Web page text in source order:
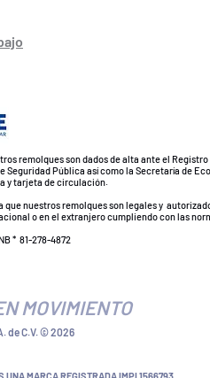
remolques son dados de alta ante el
Seguridad Pública así como la Secretaría de
y tarjeta de circulación.
que nuestros remolques son legales y
o en el extranjero cumpliendo con las
* 81-278-4872
MOVIMIENTO
de C.V. © 2026
UNA MARCA REGISTRADA IMPI 1566793.